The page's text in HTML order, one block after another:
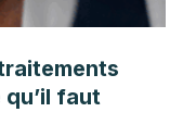
faut